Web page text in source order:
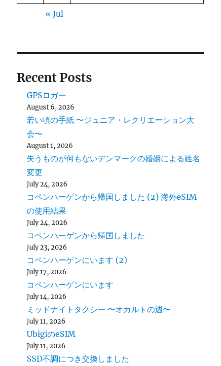
« Jul
Recent Posts
GPSロガー
August 6, 2026
若い頃の手紙 〜ジュニア・レクリエーション大
会〜
August 1, 2026
失うものが何もないデンマークの婚姻による姓名
変更
July 24, 2026
コペンハーゲンから帰国しました (2) 海外eSIM
の使用結果
July 24, 2026
コペンハーゲンから帰国しました
July 23, 2026
コペンハーゲンにいます (2)
July 17, 2026
コペンハーゲンにいます
July 14, 2026
ミッドナイトタクシー 〜オカルトの週〜
July 11, 2026
UbigiのeSIM
July 11, 2026
SSD不調につき交換しました